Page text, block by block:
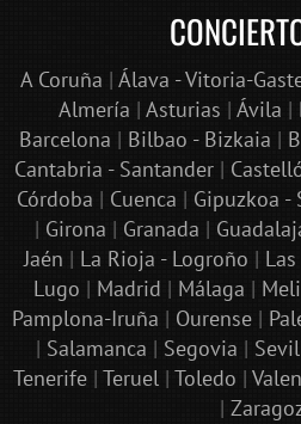
A Coruña | Álava - Vitoria-
Almería | Asturias | Ávila |
Barcelona | Bilbao - Bizkaia |
Cantabria - Santander|
Córdoba | Cuenca | Gipuzkoa -
| Girona | Granada |
Jaén | La Rioja - Logroño |
Lugo | Madrid | Málaga |
Pamplona-Iruña | Ourense |
| Salamanca | Segovia |
Tenerife| Teruel| Toledo |
|